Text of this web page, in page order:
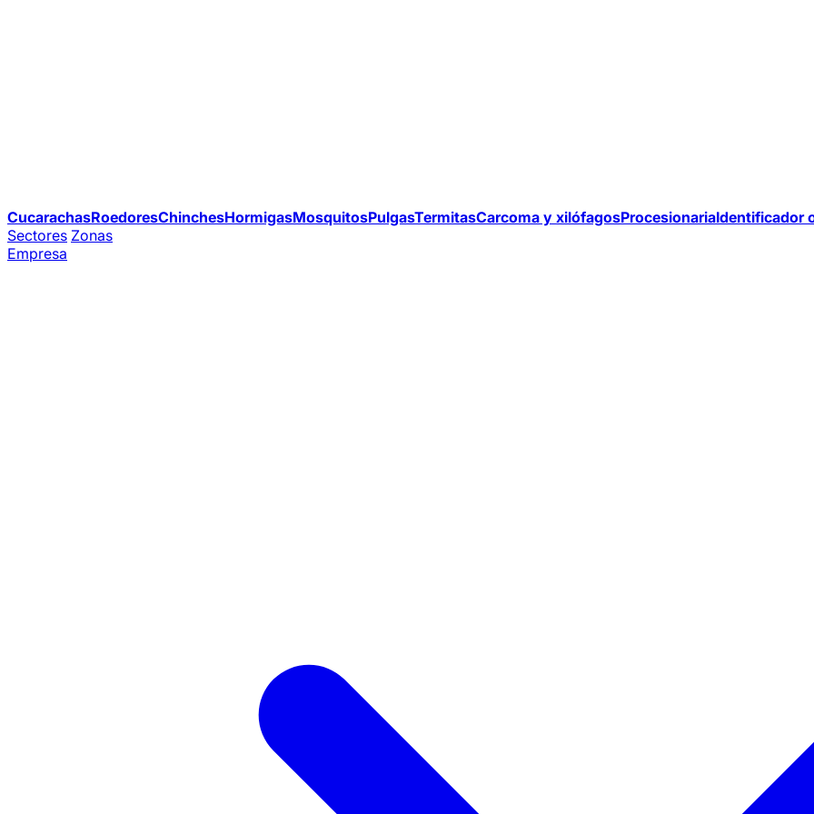
CucarachasRoedoresChinchesHormigasMosquitosPulgasTermitasCarcoma y xilófagosProcesionariaIdentificador
Sectores Zonas
Empresa